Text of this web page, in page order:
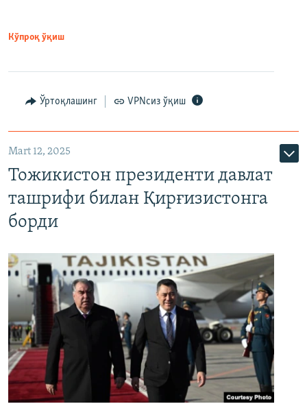
Кўпроқ ўқиш
Ўртоқлашинг VPNсиз ўқиш
Mart 12, 2025
Тожикистон президенти давлат
ташрифи билан Қирғизистонга
борди